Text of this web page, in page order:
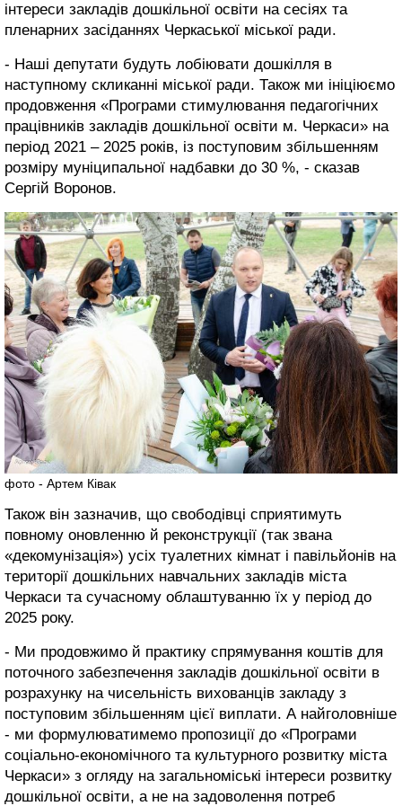
інтереси закладів дошкільної освіти на сесіях та
пленарних засіданнях Черкаської міської ради.
- Наші депутати будуть лобіювати дошкілля в
наступному скликанні міської ради. Також ми ініціюємо
продовження «Програми стимулювання педагогічних
працівників закладів дошкільної освіти м. Черкаси» на
період 2021 – 2025 років, із поступовим збільшенням
розміру муніципальної надбавки до 30 %, - сказав
Сергій Воронов.
фото - Артем Ківак
Також він зазначив, що свободівці сприятимуть
повному оновленню й реконструкції (так звана
«декомунізація») усіх туалетних кімнат і павільйонів на
території дошкільних навчальних закладів міста
Черкаси та сучасному облаштуванню їх у період до
2025 року.
- Ми продовжимо й практику спрямування коштів для
поточного забезпечення закладів дошкільної освіти в
розрахунку на чисельність вихованців закладу з
поступовим збільшенням цієї виплати. А найголовніше
- ми формулюватимемо пропозиції до «Програми
соціально-економічного та культурного розвитку міста
Черкаси» з огляду на загальноміські інтереси розвитку
дошкільної освіти, а не на задоволення потреб